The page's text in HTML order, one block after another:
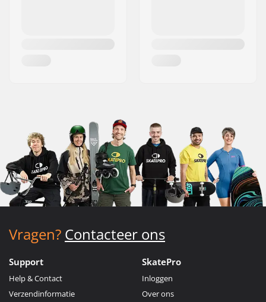
Vragen? Contacteer ons
Support
Help & Contact
Verzendinformatie
SkatePro
Inloggen
Over ons